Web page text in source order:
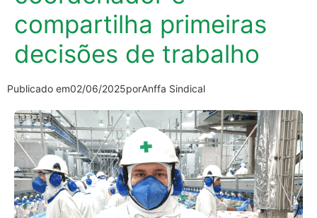
compartilha primeiras
decisões de trabalho
Publicado em02/06/2025porAnffa Sindical